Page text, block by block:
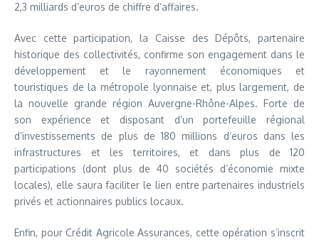
2,3 milliards d’euros de chiffre d’affaires.
Avec cette participation, la Caisse des Dépôts, partenaire
historique des collectivités, confirme son engagement dans le
développement et le rayonnement économiques et
touristiques de la métropole lyonnaise et, plus largement, de
la nouvelle grande région Auvergne-Rhône-Alpes. Forte de
son expérience et disposant d’un portefeuille régional
d’investissements de plus de 180 millions d’euros dans les
infrastructures et les territoires, et dans plus de 120
participations (dont plus de 40 sociétés d’économie mixte
locales), elle saura faciliter le lien entre partenaires industriels
privés et actionnaires publics locaux.
Enfin, pour Crédit Agricole Assurances, cette opération s’inscrit